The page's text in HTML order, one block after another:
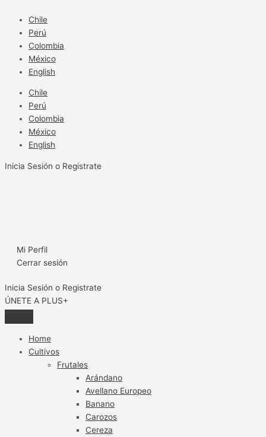
contenido
Chile
Perú
Colombia
México
English
Chile
Perú
Colombia
México
English
Inicia Sesión o Registrate
Mi Perfil
Cerrar sesión
Inicia Sesión o Registrate
ÚNETE A PLUS+
Home
Cultivos
Frutales
Arándano
Avellano Europeo
Banano
Carozos
Cereza